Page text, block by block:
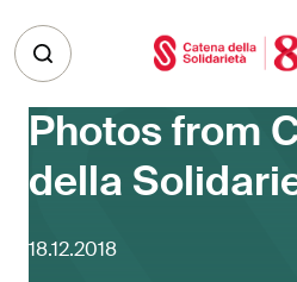
Photos from
della
18.12.2018